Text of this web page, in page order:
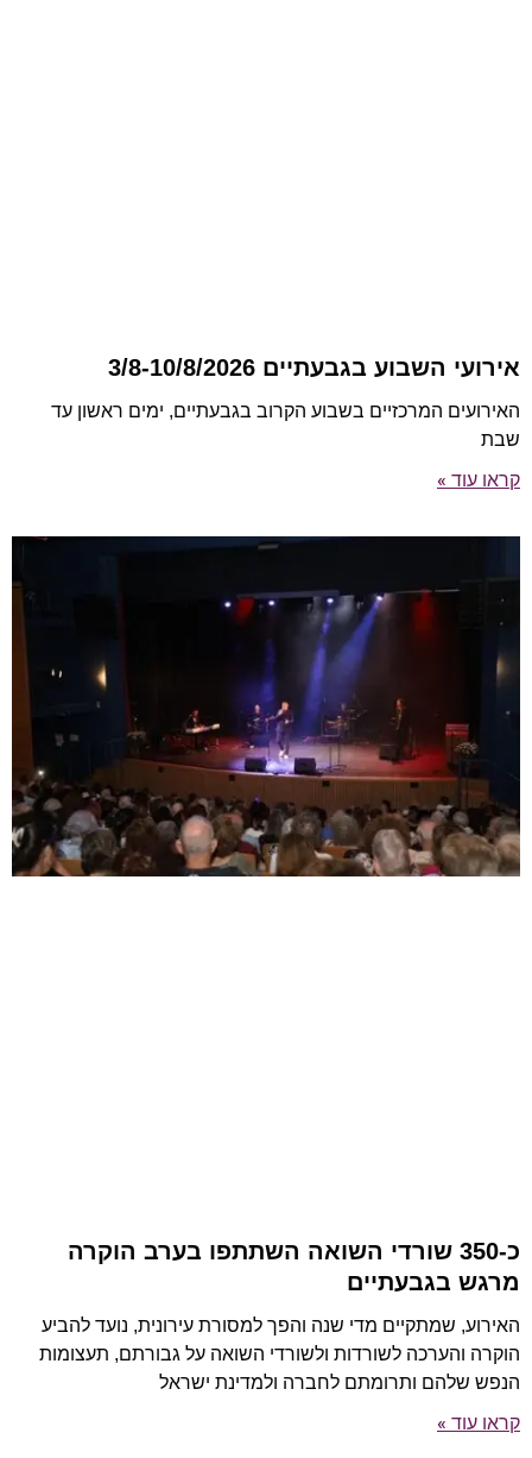
אירועי השבוע בגבעתיים 3/8-10/8/2026
האירועים המרכזיים בשבוע הקרוב בגבעתיים, ימים ראשון עד
שבת
קראו עוד »
כ-350 שורדי השואה השתתפו בערב הוקרה
מרגש בגבעתיים
האירוע, שמתקיים מדי שנה והפך למסורת עירונית, נועד להביע
הוקרה והערכה לשורדות ולשורדי השואה על גבורתם, תעצומות
הנפש שלהם ותרומתם לחברה ולמדינת ישראל
קראו עוד »